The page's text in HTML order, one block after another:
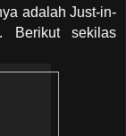
adalah Just-in-
Berikut sekilas